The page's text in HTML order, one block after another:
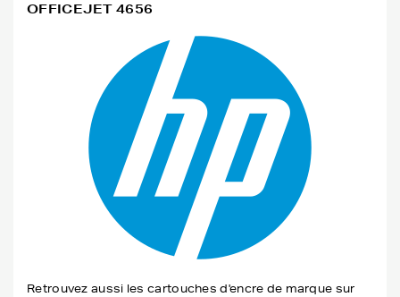
OFFICEJET 4656
Retrouvez aussi les cartouches d'encre de marque sur